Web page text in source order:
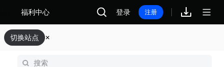
福利中心 登录 注册
切换站点